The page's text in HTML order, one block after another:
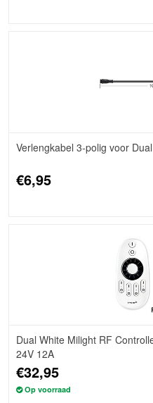
Verlengkabel 3-polig voor
€6,95
Dual White Milight RF
24V 12A
€32,95
Op voorraad